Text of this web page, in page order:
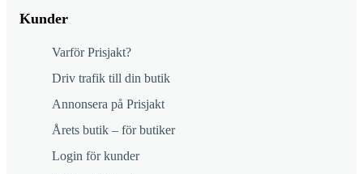
Kunder
Varför Prisjakt?
Driv trafik till din butik
Annonsera på Prisjakt
Årets butik – för butiker
Login för kunder